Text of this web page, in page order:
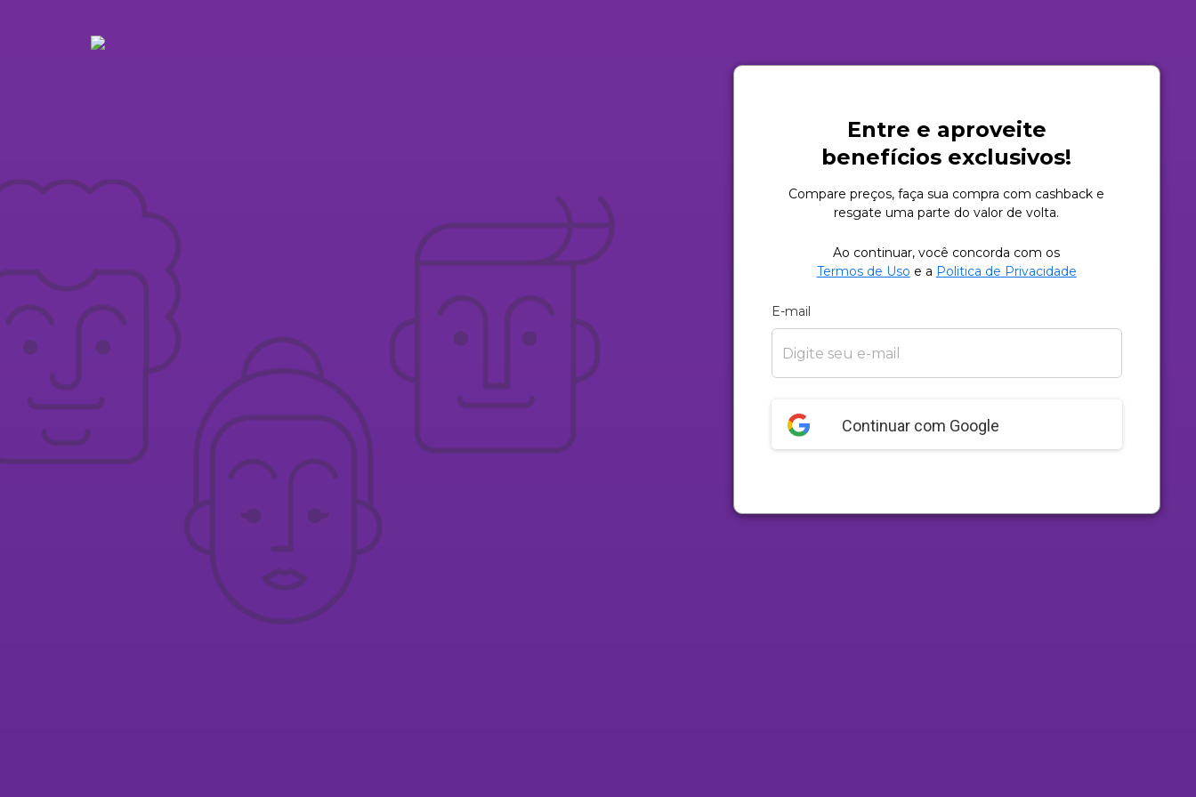
Entre e aproveite
benefícios exclusivos!
Compare preços, faça sua compra com cashback e
resgate uma parte do valor de volta.
Ao continuar, você concorda com os
Termos de Uso e a Politica de Privacidade
E-mail
Digite seu e-mail
Continuar com Google